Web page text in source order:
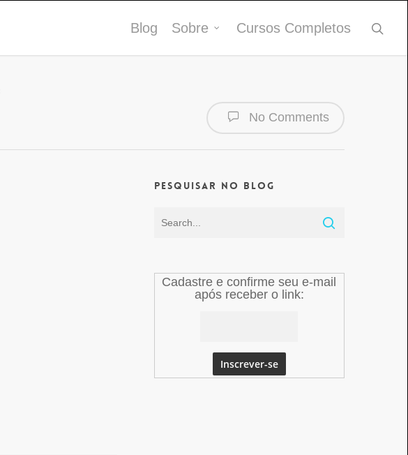
Blog Sobre Cursos Completos
No Comments
Pesquisar no Blog
Cadastre e confirme seu e-mail
após receber o link: